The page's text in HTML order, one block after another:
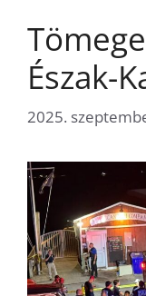
Észak-
2025.